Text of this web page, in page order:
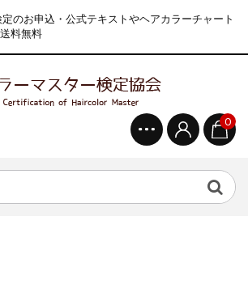
のお申込・公式テキストやヘアカラーチャート
料無料
0